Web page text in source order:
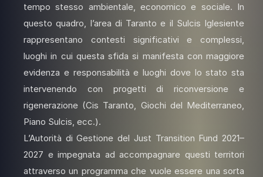
tempo stesso ambientale, economico e sociale. In
questo quadro, l’area di Taranto e il Sulcis Iglesiente
rappresentano contesti significativi e complessi,
luoghi in cui questa sfida si manifesta con maggiore
evidenza e responsabilità e luoghi dove lo stato sta
intervenendo con progetti di riconversione e
rigenerazione (Cis Taranto, Giochi del Mediterraneo,
Piano Sulcis, ecc.).
L’Autorità di Gestione del Just Transition Fund 2021–
2027 e impegnata ad accompagnare questi territori
attraverso un programma che vuole essere una sorta